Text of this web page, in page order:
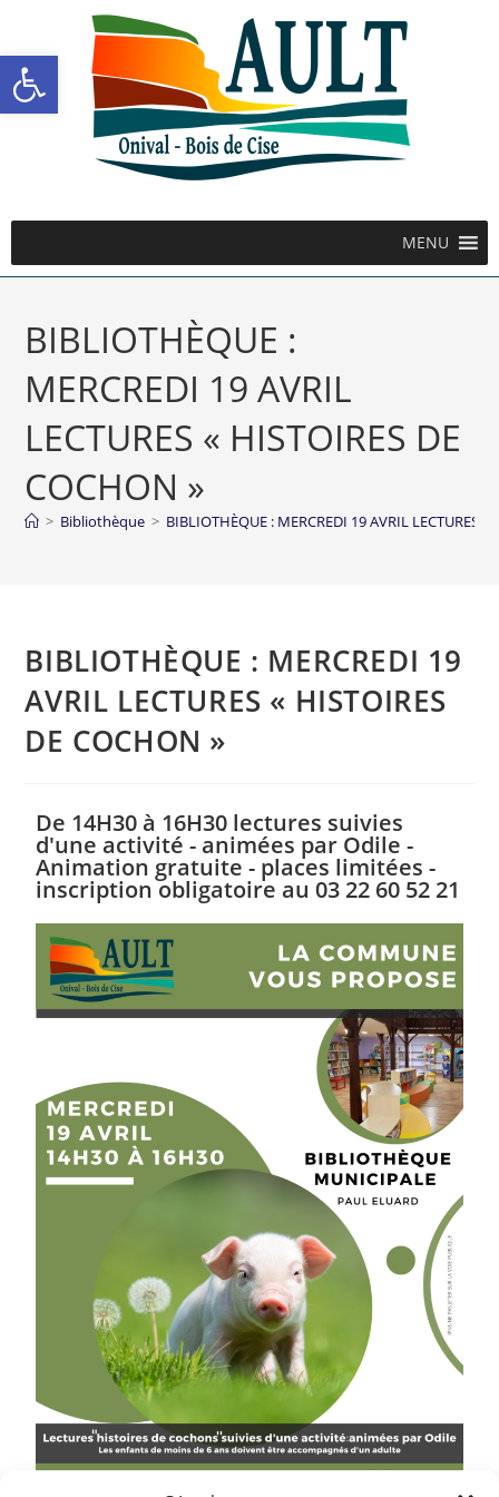
Ouvrir la barre d’outils
MENU
BIBLIOTHÈQUE :
MERCREDI 19 AVRIL
LECTURES « HISTOIRES DE
COCHON »
> Bibliothèque > BIBLIOTHÈQUE : MERCREDI 19 AVRIL LECTURES «
BIBLIOTHÈQUE : MERCREDI 19
AVRIL LECTURES « HISTOIRES
DE COCHON »
De 14H30 à 16H30 lectures suivies
d'une activité - animées par Odile -
Animation gratuite - places limitées -
inscription obligatoire au 03 22 60 52 21